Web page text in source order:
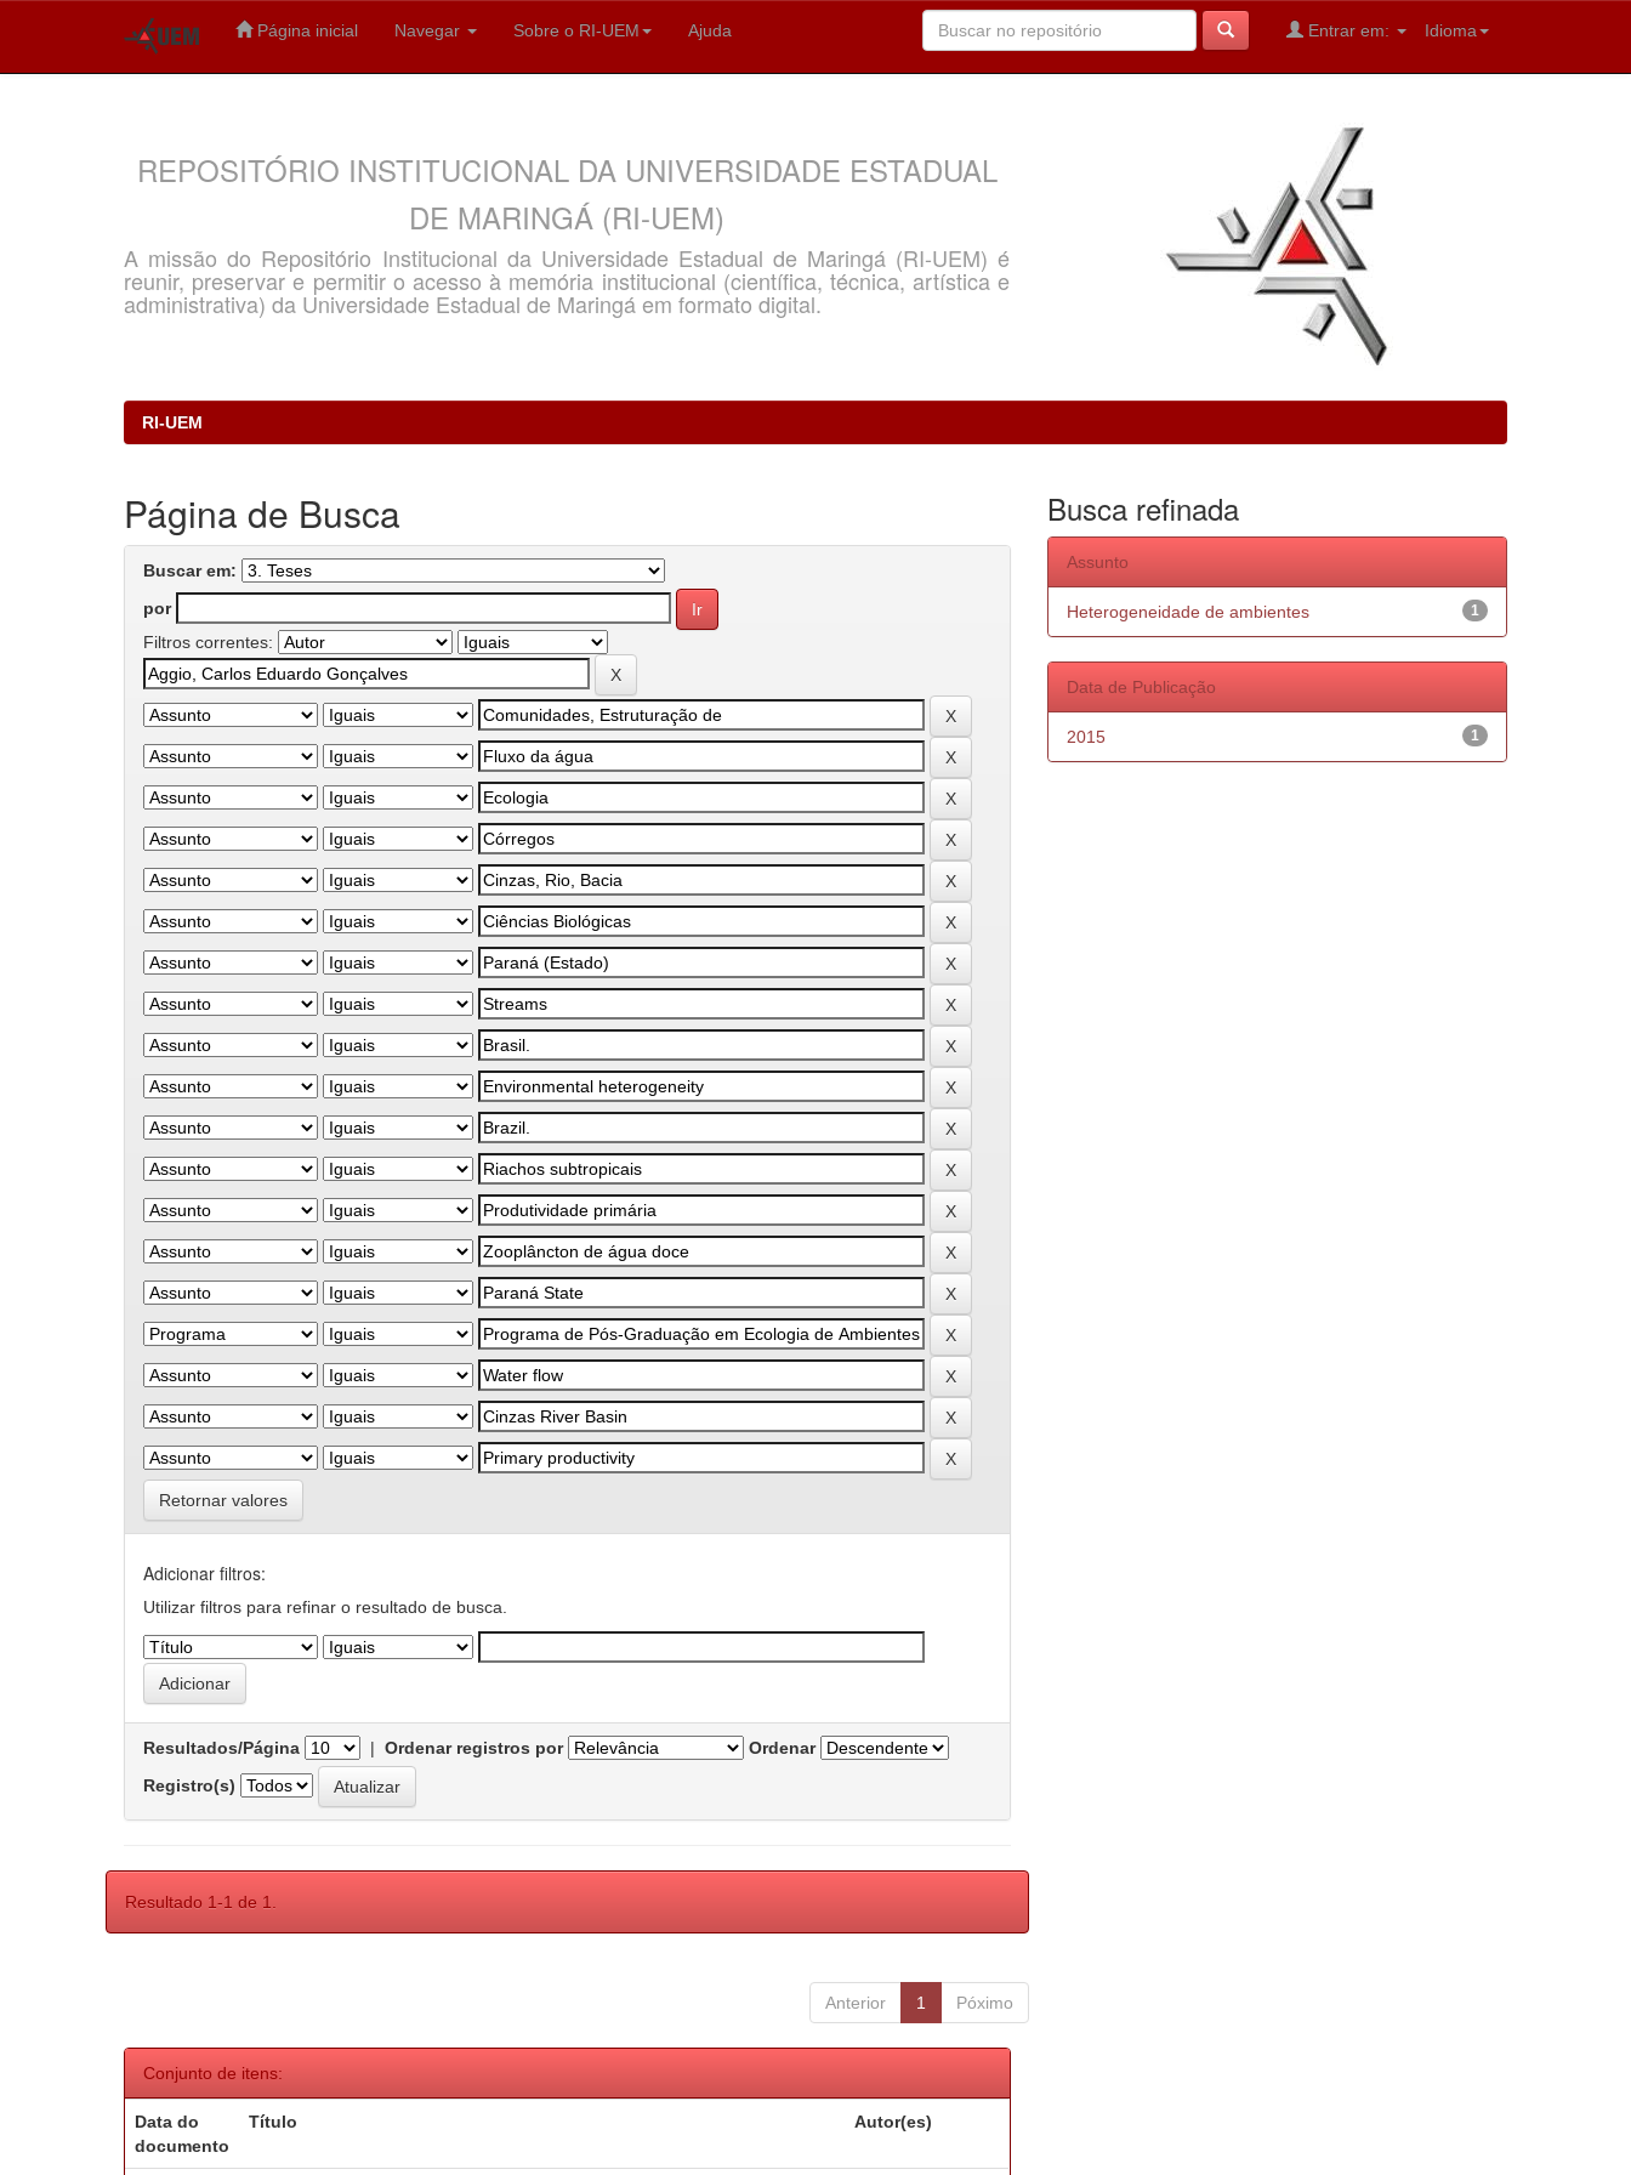
Página inicial Navegar Sobre o RI-UEM Ajuda Idioma
Entrar em:
REPOSITÓRIO INSTITUCIONAL DA UNIVERSIDADE ESTADUAL
DE MARINGÁ (RI-UEM)
A missão do Repositório Institucional da Universidade Estadual de Maringá (RI-UEM) é
reunir, preservar e permitir o acesso à memória institucional (científica, técnica, artística e
administrativa) da Universidade Estadual de Maringá em formato digital.
RI-UEM
Página de Busca
Buscar em:
por
Filtros correntes:
Retornar valores
Adicionar filtros:
Utilizar filtros para refinar o resultado de busca.
Resultados/Página | Ordenar registros por
Ordenar
Registro(s)
Resultado 1-1 de 1.
Anterior 1 Póximo
Conjunto de itens:
Data do
documento
Título Autor(es)
Busca refinada
Assunto
1
Heterogeneidade de ambientes
Data de Publicação
1
2015